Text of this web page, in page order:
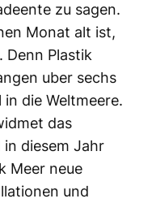
zu sagen.
Monat alt ist,
Denn Plastik
uber sechs
die Weltmeere.
das
in diesem Jahr
Meer neue
und